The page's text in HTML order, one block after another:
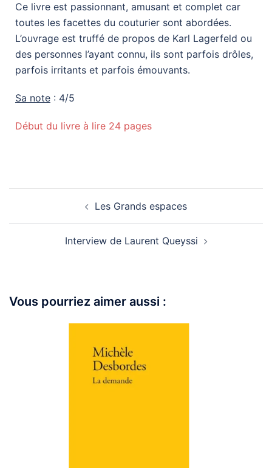
Ce livre est passionnant, amusant et complet car
toutes les facettes du couturier sont abordées.
L’ouvrage est truffé de propos de Karl Lagerfeld ou
des personnes l’ayant connu, ils sont parfois drôles,
parfois irritants et parfois émouvants.
Sa note : 4/5
Début du livre à lire 24 pages
Les Grands espaces
Interview de Laurent Queyssi
Vous pourriez aimer aussi :